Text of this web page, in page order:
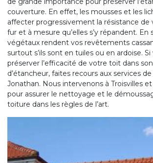
couverture. En effet, les mousses et les
affecter progressivement la résistance de
fur et à mesure qu’elles s’y répandent. En
végétaux rendent vos revêtements
surtout s’ils sont en tuiles ou en ardoise.
préserver l’efficacité de votre toit dans
d’étancheur, faites recours aux services
Jonathan. Nous intervenons à Troisvilles
pour assurer le nettoyage et le
toiture dans les règles de l’art.